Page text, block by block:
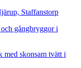
Staffanstorp
gångbryggor i
med skonsam tvätt i